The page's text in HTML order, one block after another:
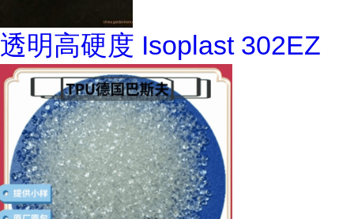
透明高硬度 Isoplast 302EZ